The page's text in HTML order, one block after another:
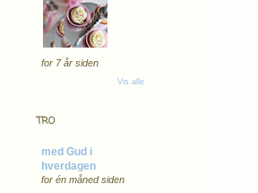
for 7 år siden
Vis alle
TRO
med Gud i
hverdagen
for én måned siden